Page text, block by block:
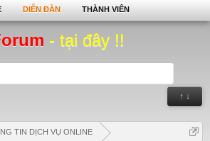
- tại đây !!
↑ ↓
TIN DỊCH VỤ ONLINE
DIỄN ĐÀN THÀNH VIÊN